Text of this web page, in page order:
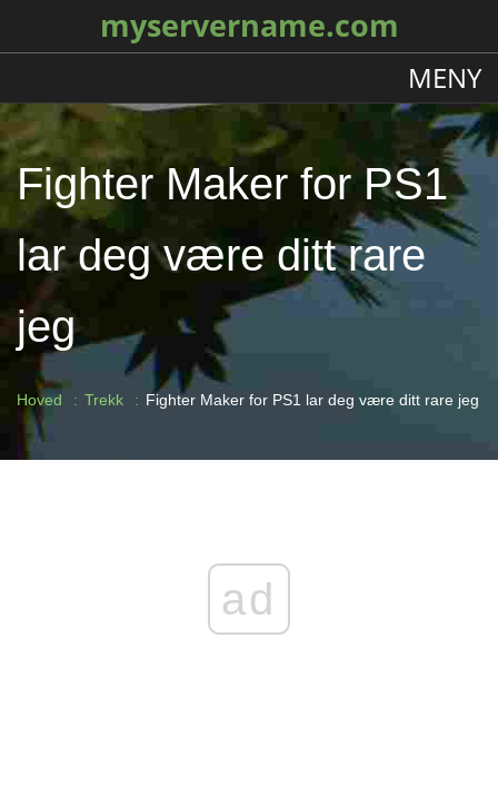
myservername.com
MENY
Fighter Maker for PS1
lar deg være ditt rare
jeg
Hoved Trekk Fighter Maker for PS1 lar deg være ditt rare jeg
ad